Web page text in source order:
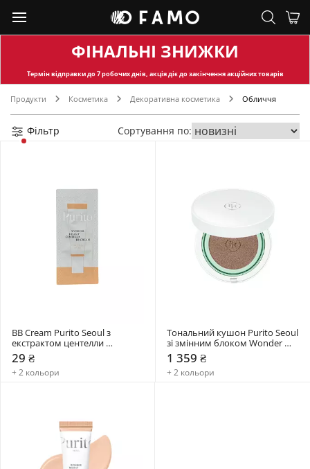
ФІНАЛЬНІ ЗНИЖКИ
Термін відправкидо 7 робочих днів, акція діє до закінчення акційних товарів
Продукти Косметика Декоративна косметика Обличчя
Фільтр Сортування по:
BB Cream Purito Seoul з
екстрактом центелли
мініатюра
29 ₴
+ 2 кольори
Тональний кушон Purito Seoul
зі змінним блоком Wonder
Releaf Centella BB Cushion
1 359 ₴
+ 2 кольори